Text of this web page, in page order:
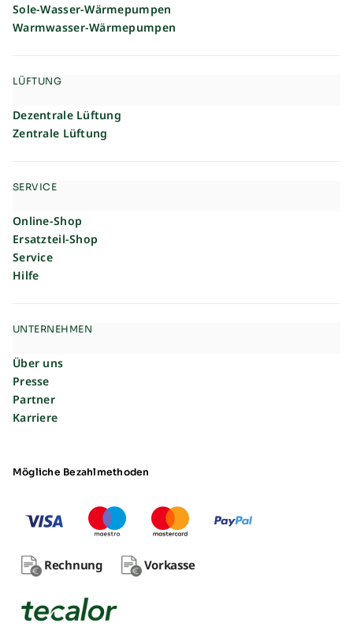
Sole-Wasser-Wärmepumpen
Warmwasser-Wärmepumpen
LÜFTUNG
Dezentrale Lüftung
Zentrale Lüftung
SERVICE
Online-Shop
Ersatzteil-Shop
Service
Hilfe
UNTERNEHMEN
Über uns
Presse
Partner
Karriere
Mögliche Bezahlmethoden
Rechnung Vorkasse